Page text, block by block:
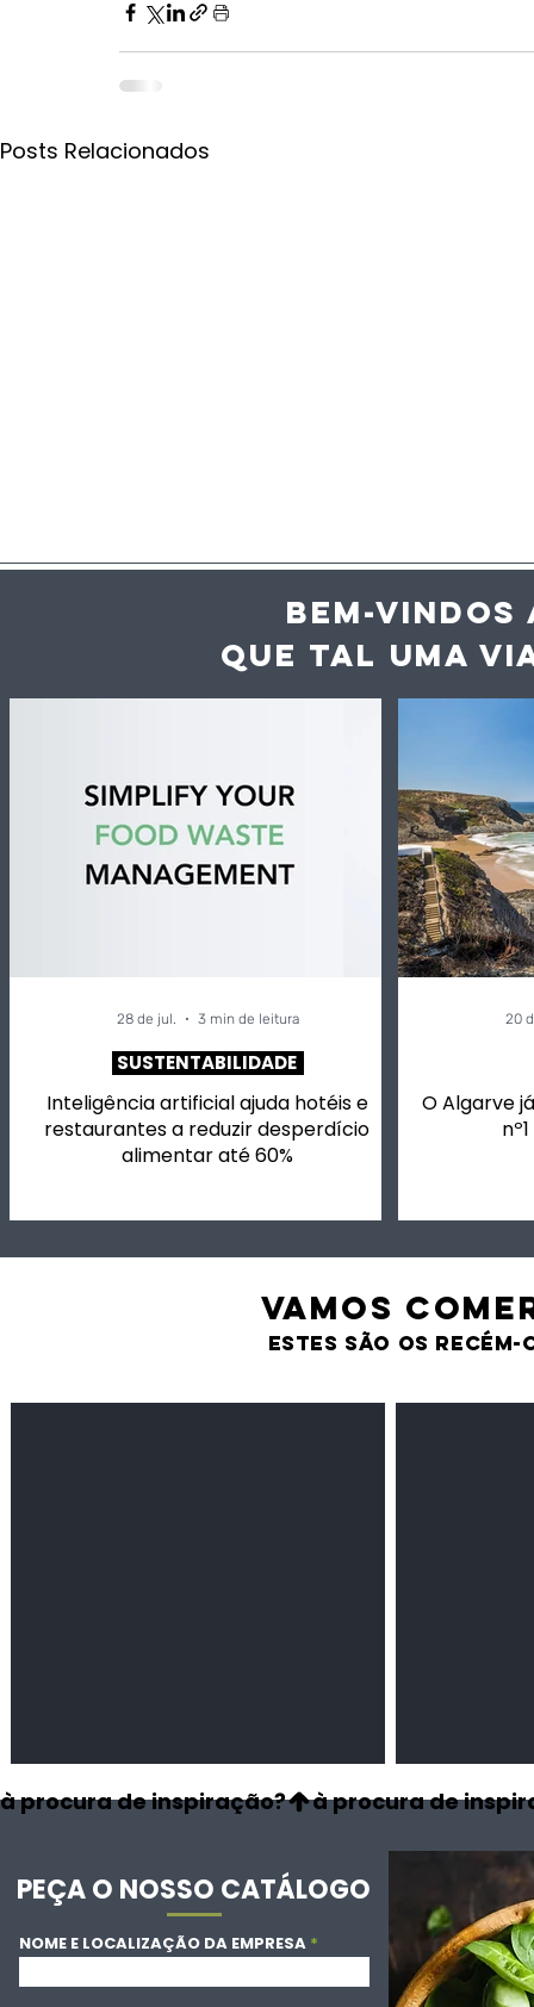
Posts Relacionados
Inteligência artificial
ajuda hotéis e
restaurantes a reduzir
desperdício alimentar
A
vence
“Turismo
"Inova
BEM-VINDOS
QUE TAL UMA
Inteligência artificial ajuda hotéis e
restaurantes a reduzir desperdício
alimentar até 60%
SUSTENTABILIDADE
28 de jul. 3 min de leitura
O Algarve
20
VAMOS
estes são os recém-
à procura de inspiração?
PEÇA O NOSSO CATÁLOGO
NOME E LOCALIZAÇÃO DA EMPRESA